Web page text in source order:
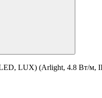
LUX) (Arlight, 4.8 Вт/м,